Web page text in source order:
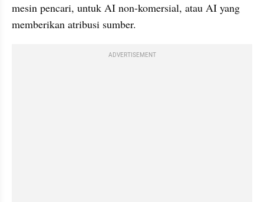
mesin pencari, untuk AI non-komersial, atau AI yang
memberikan atribusi sumber.
ADVERTISEMENT